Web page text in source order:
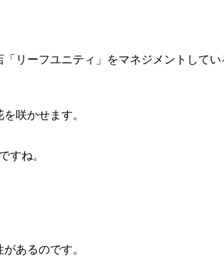
リーフユニティ」をマネジメントしてい
咲かせます。
すね。
あるのです。